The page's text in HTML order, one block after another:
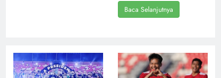
Baca Selanjutnya